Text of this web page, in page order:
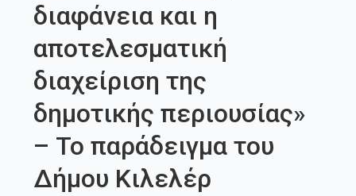
διαφάνεια και η
αποτελεσματική
διαχείριση της
δημοτικής περιουσίας»
– Το παράδειγμα του
Δήμου Κιλελέρ